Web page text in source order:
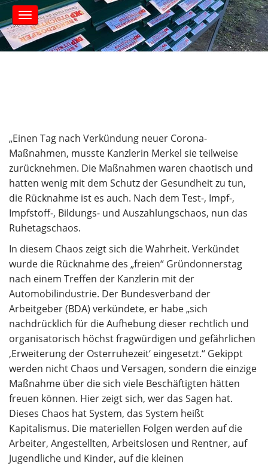
M
a
i
n
S
k
i
p
e
n
t
„Einen Tag nach Verkündung neuer Corona-
Maßnahmen, musste Kanzlerin Merkel sie teilweise
zurücknehmen. Die Maßnahmen waren chaotisch und
hatten wenig mit dem Schutz der Gesundheit zu tun,
die Rücknahme ist es auch. Nach dem Test-, Impf-,
Impfstoff-, Bildungs- und Auszahlungschaos, nun das
Ruhetagschaos.
In diesem Chaos zeigt sich die Wahrheit. Verkündet
wurde die Rücknahme des „freien“ Gründonnerstag
nach einem Treffen der Kanzlerin mit der
Automobilindustrie. Der Bundesverband der
Arbeitgeber (BDA) verkündete, er habe „sich
nachdrücklich für die Aufhebung dieser rechtlich und
organisatorisch höchst fragwürdigen und gefährlichen
‚Erweiterung der Osterruhezeit‘ eingesetzt.“ Gekippt
werden nicht Chaos und Versagen, sondern die einzige
Maßnahme über die sich viele Beschäftigten hätten
freuen können. Hier zeigt sich, wer das Sagen hat.
Dieses Chaos hat System, das System heißt
Kapitalismus. Die materiellen Folgen werden auf die
Arbeiter, Angestellten, Arbeitslosen und Rentner, auf
Jugendliche und Kinder, auf die kleinen